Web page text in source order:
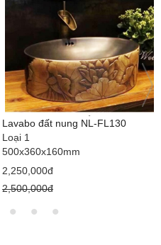
Lavabo đất nung NL-FL130
Loại 1
500x360x160mm
2,250,000đ
2,500,000đ